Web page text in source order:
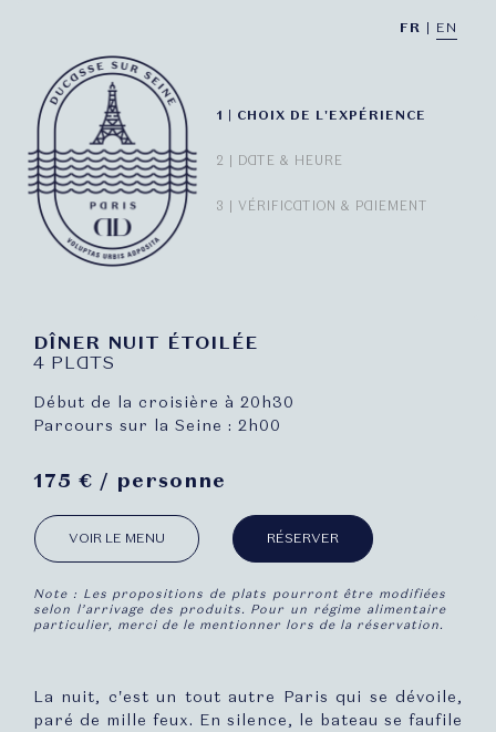
FR | EN
1 | CHOIX DE L'EXPÉRIENCE
2 | DATE & HEURE
3 | VÉRIFICATION & PAIEMENT
DÎNER NUIT ÉTOILÉE
4 PLATS
Début de la croisière à 20h30
Parcours sur la Seine : 2h00
175 € / personne
VOIR LE MENU RÉSERVER
Note : Les propositions de plats pourront être modifiées
selon l’arrivage des produits. Pour un régime alimentaire
particulier, merci de le mentionner lors de la réservation.
La nuit, c'est un tout autre Paris qui se dévoile,
paré de mille feux. En silence, le bateau se faufile